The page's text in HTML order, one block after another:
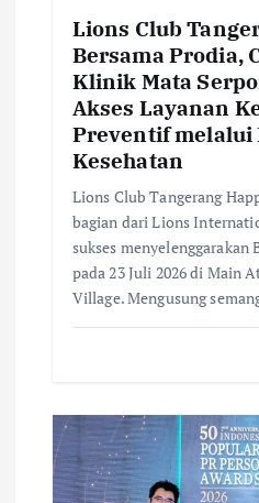
Lions Club
Bersama Prodia,
Klinik Mata
Akses Layanan
Preventif melalui
Kesehatan
Lions Club Tangerang
bagian dari Lions
sukses menyelenggarakan
pada 23 Juli 2026 di Main
Village. Mengusung